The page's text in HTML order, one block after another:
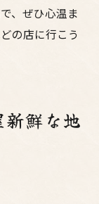
、ぜひ心温ま
の店に行こう
鮮な地